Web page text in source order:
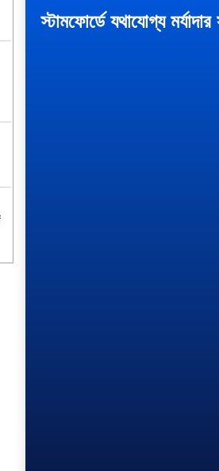
স্টামফোর্ডে যথাযোগ্য